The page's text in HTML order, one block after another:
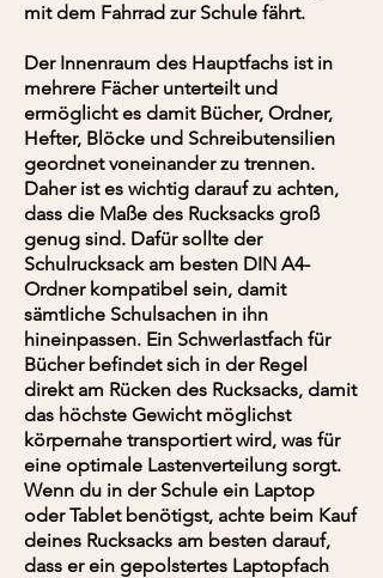
mit dem Fahrrad zur Schule fährt.
Der Innenraum des Hauptfachs ist in
mehrere Fächer unterteilt und
ermöglicht es damit Bücher, Ordner,
Hefter, Blöcke und Schreibutensilien
geordnet voneinander zu trennen.
Daher ist es wichtig darauf zu achten,
dass die Maße des Rucksacks groß
genug sind. Dafür sollte der
Schulrucksack am besten DIN A4-
Ordner kompatibel sein, damit
sämtliche Schulsachen in ihn
hineinpassen. Ein Schwerlastfach für
Bücher befindet sich in der Regel
direkt am Rücken des Rucksacks, damit
das höchste Gewicht möglichst
körpernahe transportiert wird, was für
eine optimale Lastenverteilung sorgt.
Wenn du in der Schule ein Laptop
oder Tablet benötigst, achte beim Kauf
deines Rucksacks am besten darauf,
dass er ein gepolstertes Laptopfach